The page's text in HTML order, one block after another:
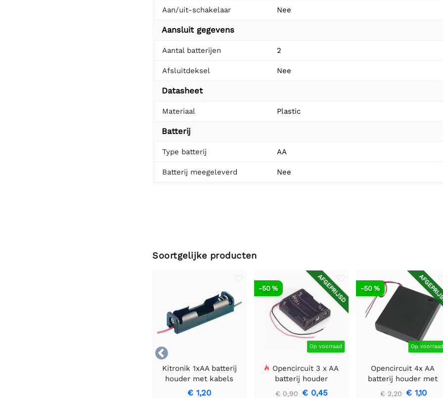
Aan/uit-schakelaar Nee
Aansluit gegevens
Aantal batterijen 2
Afsluitdeksel Nee
Datasheet
Materiaal Plastic
Batterij
Type batterij AA
Batterij meegeleverd Nee
Soortgelijke producten

Kitronik 1xAA batterij
houder met kabels
€ 1,20
AFGEPRIJSD
Op voorraad
-50 %
Opencircuit 3 x AA
batterij houder
€ 0,90 € 0,45
Op
-50 %
Opencircuit 4x AA
batterij houder met
switch
€ 2,20 € 1,10